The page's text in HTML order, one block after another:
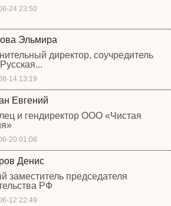
24 23:50
Эльмира
директор, соучредитель
14 13:19
Евгений
и гендиректор ООО «Чистая
20 01:08
Денис
заместитель председателя
РФ
12 22:49